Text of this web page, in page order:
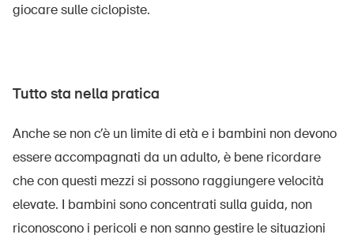
giocare sulle ciclopiste.
Tutto sta nella pratica
Anche se non c’è un limite di età e i bambini non devono
essere accompagnati da un adulto, è bene ricordare
che con questi mezzi si possono raggiungere velocità
elevate. I bambini sono concentrati sulla guida, non
riconoscono i pericoli e non sanno gestire le situazioni